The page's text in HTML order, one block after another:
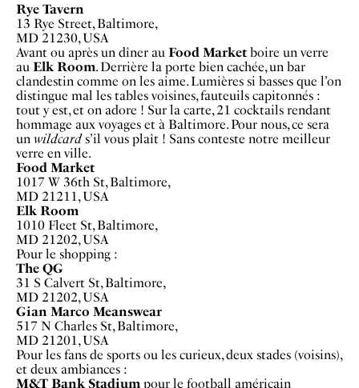
Rye Tavern
13 Rye Street, Baltimore,
MD 21230, USA
Avant ou après un dîner au Food Market boire un verre
au Elk Room. Derrière la porte bien cachée, un bar
clandestin comme on les aime. Lumières si basses que l’on
distingue mal les tables voisines, fauteuils capitonnés :
tout y est, et on adore ! Sur la carte, 21 cocktails rendant
hommage aux voyages et à Baltimore. Pour nous, ce sera
un wildcards’il vous plaît ! Sans conteste notre meilleur
verre en ville.
Food Market
1017 W 36th St, Baltimore,
MD 21211, USA
Elk Room
1010 Fleet St, Baltimore,
MD 21202, USA
Pour le shopping :
The QG
31 S Calvert St, Baltimore,
MD 21202, USA
Gian Marco Meanswear
517 N Charles St, Baltimore,
MD 21201, USA
Pour les fans de sports ou les curieux, deux stades (voisins),
et deux ambiances :
M&T Bank Stadium pour le football américain